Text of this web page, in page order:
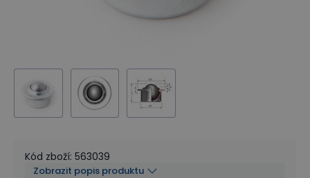
Kód zboží: 563039
Zobrazit popis produktu